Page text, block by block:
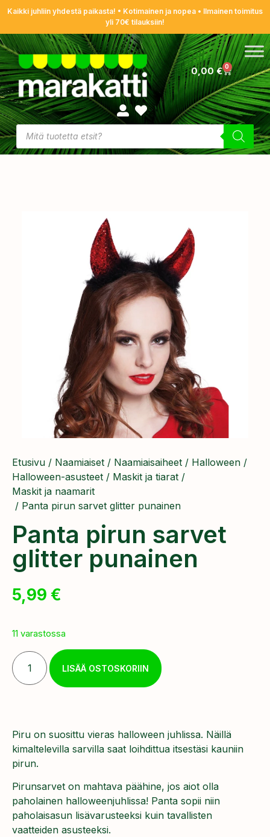
Kaikki juhliin yhdestä paikasta! • Kotimainen ja nopea • Ilmainen toimitus
yli 70€ tilauksiin!
0,00€ 0
Etusivu / Naamiaiset / Naamiaisaiheet / Halloween /
Halloween-asusteet / Maskit ja tiarat /
Maskit ja naamarit
/ Panta pirun sarvet glitter punainen
Panta pirun sarvet
glitter punainen
5,99 €
11 varastossa
LISÄÄ OSTOSKORIIN
Piru on suosittu vieras halloween juhlissa. Näillä
kimaltelevilla sarvilla saat loihdittua itsestäsi kauniin
pirun.
Pirunsarvet on mahtava päähine, jos aiot olla
paholainen halloweenjuhlissa! Panta sopii niin
paholaisasun lisävarusteeksi kuin tavallisten
vaatteiden asusteeksi.